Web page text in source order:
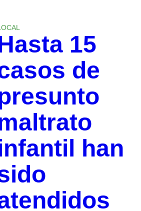
15
de
han